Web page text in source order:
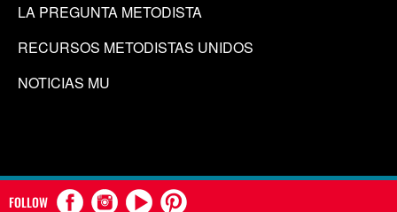
LA PREGUNTA METODISTA
RECURSOS METODISTAS UNIDOS
NOTICIAS MU
FOLLOW